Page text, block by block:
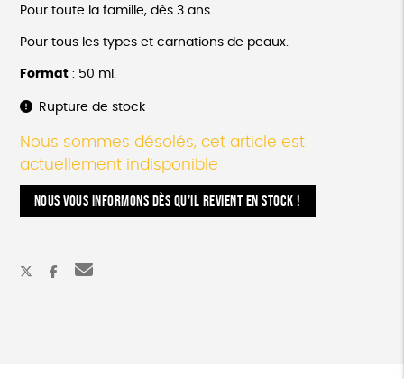
Pour toute la famille, dès 3 ans.
Pour tous les types et carnations de peaux.
Format: 50 ml.
Rupture de stock
Nous sommes désolés, cet article est
actuellement indisponible
NOUS VOUS INFORMONS DÈS QU’IL REVIENT EN STOCK !